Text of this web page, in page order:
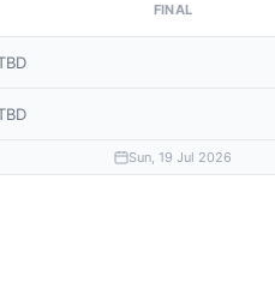
FINAL
Sun, 19 Jul 2026